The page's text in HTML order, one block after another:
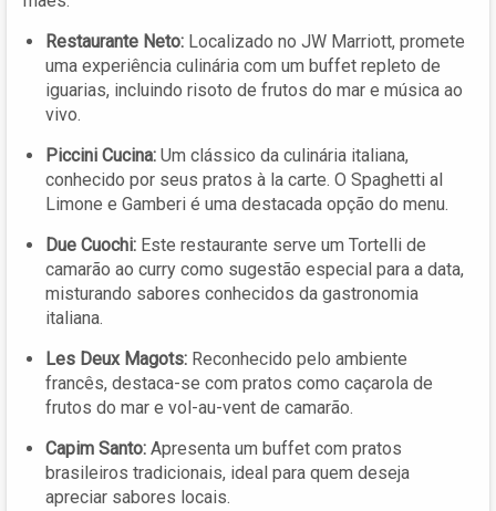
Restaurante Neto: Localizado no JW Marriott, promete
uma experiência culinária com um buffet repleto de
iguarias, incluindo risoto de frutos do mar e música ao
vivo.
Piccini Cucina: Um clássico da culinária italiana,
conhecido por seus pratos à la carte. O Spaghetti al
Limone e Gamberi é uma destacada opção do menu.
Due Cuochi: Este restaurante serve um Tortelli de
camarão ao curry como sugestão especial para a data,
misturando sabores conhecidos da gastronomia
italiana.
Les Deux Magots: Reconhecido pelo ambiente
francês, destaca-se com pratos como caçarola de
frutos do mar e vol-au-vent de camarão.
Capim Santo: Apresenta um buffet com pratos
brasileiros tradicionais, ideal para quem deseja
apreciar sabores locais.